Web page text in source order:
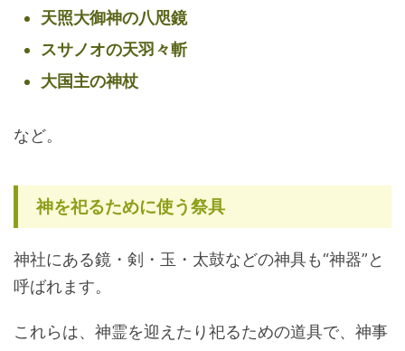
天照大御神の八咫鏡
スサノオの天羽々斬
大国主の神杖
など。
神を祀るために使う祭具
神社にある鏡・剣・玉・太鼓などの神具も“神器”と
呼ばれます。
これらは、神霊を迎えたり祀るための道具で、神事